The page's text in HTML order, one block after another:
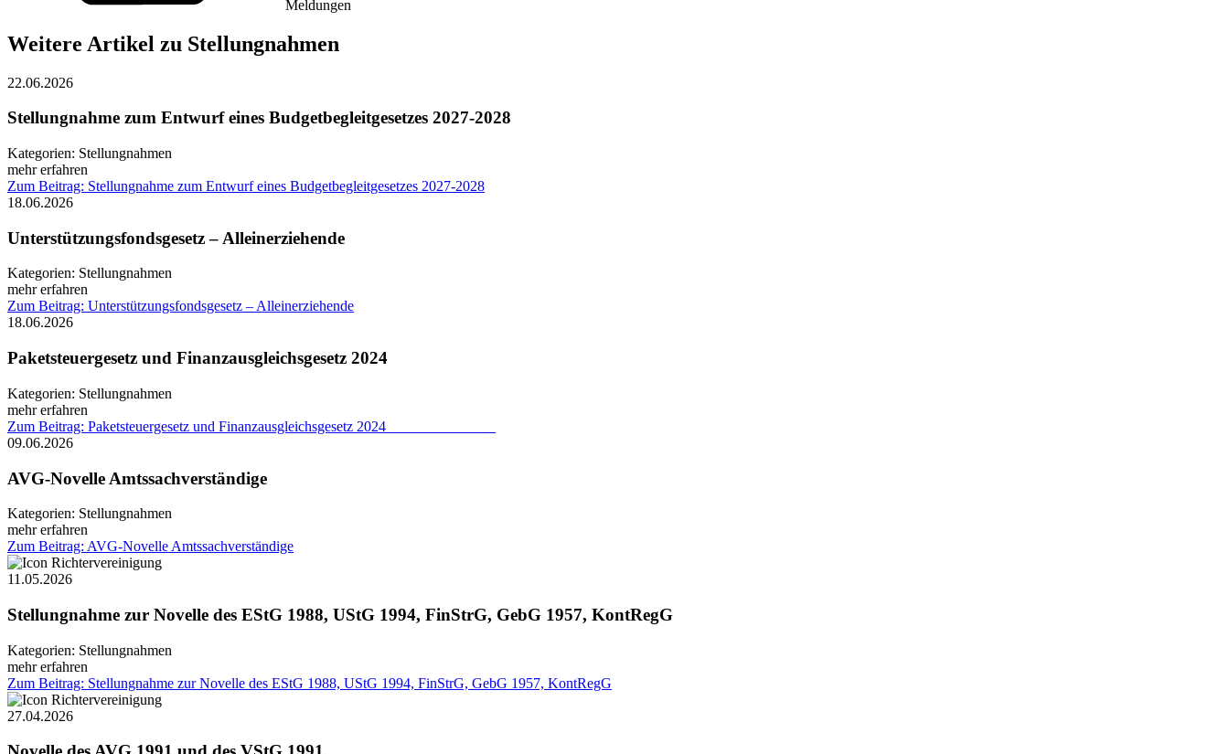
Meldungen
Weitere Artikel zu Stellungnahmen
22.06.2026
Stellungnahme zum Entwurf eines Budgetbegleitgesetzes 2027-2028
Kategorien: Stellungnahmen
mehr erfahren
Zum Beitrag: Stellungnahme zum Entwurf eines Budgetbegleitgesetzes 2027-2028
18.06.2026
Unterstützungsfondsgesetz – Alleinerziehende
Kategorien: Stellungnahmen
mehr erfahren
Zum Beitrag: Unterstützungsfondsgesetz – Alleinerziehende
18.06.2026
Paketsteuergesetz und Finanzausgleichsgesetz 2024
Kategorien: Stellungnahmen
mehr erfahren
Zum Beitrag: Paketsteuergesetz und Finanzausgleichsgesetz 2024
09.06.2026
AVG-Novelle Amtssachverständige
Kategorien: Stellungnahmen
mehr erfahren
Zum Beitrag: AVG-Novelle Amtssachverständige
11.05.2026
Stellungnahme zur Novelle des EStG 1988, UStG 1994, FinStrG, GebG 1957, KontRegG
Kategorien: Stellungnahmen
mehr erfahren
Zum Beitrag: Stellungnahme zur Novelle des EStG 1988, UStG 1994, FinStrG, GebG 1957, KontRegG
27.04.2026